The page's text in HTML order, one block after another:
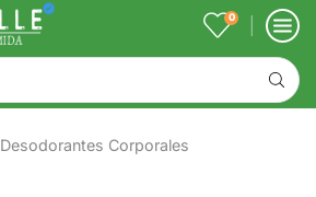
0
Desodorantes Corporales